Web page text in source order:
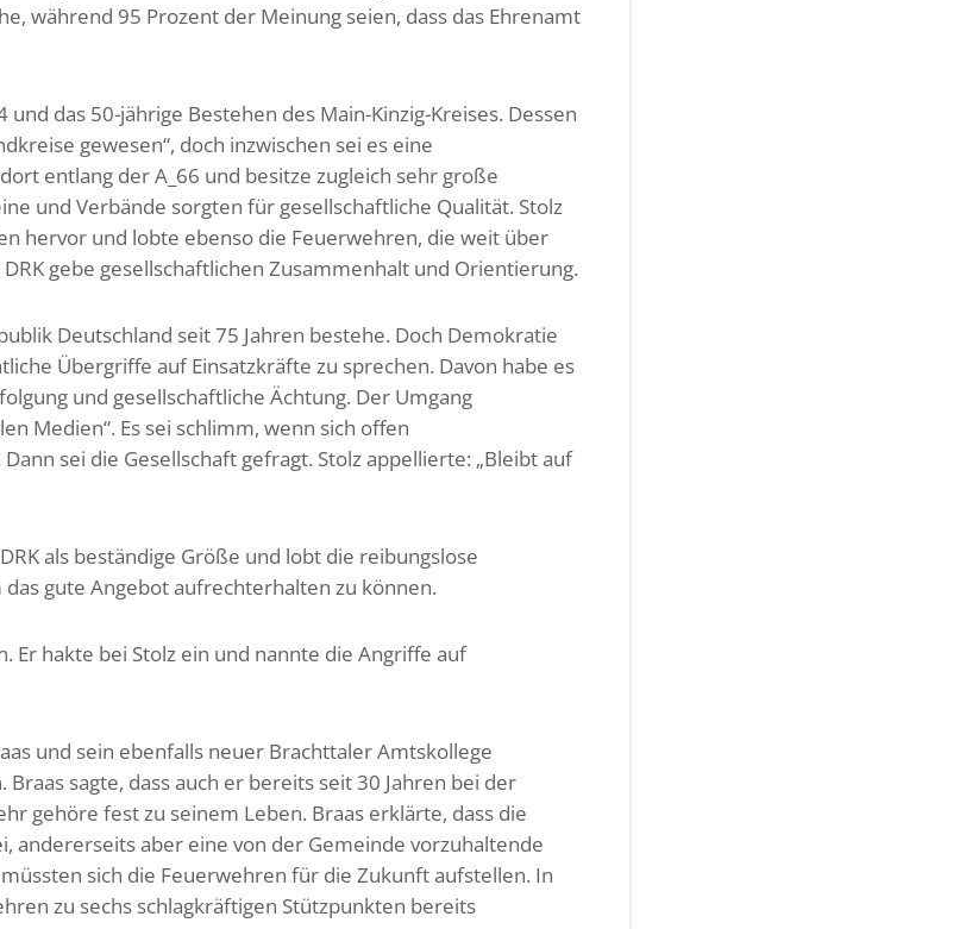
während 95 Prozent der Meinung seien, dass das Ehrenamt
das 50-jährige Bestehen des Main-Kinzig-Kreises. Dessen
gewesen“, doch inzwischen sei es eine
entlang der A_66 und besitze zugleich sehr große
und Verbände sorgten für gesellschaft­liche Qualität. Stolz
hervor und lobte ebenso die Feuerwehren, die weit über
gebe gesellschaftlichen Zusammenhalt und Orientierung.
Deutschland seit 75 Jahren bestehe. Doch Demokratie
Übergriffe auf Einsatzkräfte zu sprechen. Davon habe es
und gesellschaftliche Ächtung. Der Umgang
Medien“. Es sei schlimm, wenn sich offen
sei die Gesellschaft gefragt. Stolz appellierte: „Bleibt auf
als beständige Größe und lobt die reibungslose
gute Angebot aufrechterhalten zu können.
Er hakte bei Stolz ein und nannte die Angriffe auf
und sein ebenfalls neuer Brachttaler Amtskollege
sagte, dass auch er bereits seit 30 Jahren bei der
gehöre fest zu seinem Leben. Braas erklärte, dass die
andererseits aber eine von der Gemeinde vorzuhaltende
sich die Feuerwehren für die Zukunft aufstellen. In
zu sechs schlagkräftigen Stützpunkten bereits